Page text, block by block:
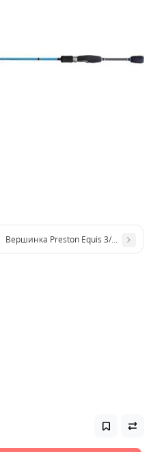
120g (н-р вершинок 2шт)
Вершинка Preston Equis 3/4oz